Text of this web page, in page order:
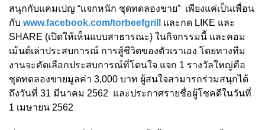
สนุกกับแคมเปญ “แจกหนัก ชุดทดลองขาย” เพียงแค่เป็นเพื่อน
กับ www.facebook.com/torbeefgrill
และกด LIKE และ
SHARE (เปิดให้เห็นแบบสาธารณะ) ในกิจกรรมนี้ และคอม
เม้นต์เล่าประสบการณ์ การสู้ชีวิตของตัวเราเอง โดยทางทีม
งานจะคัดเลือกประสบการณ์ที่โดนใจ แจก 1 รางวัลใหญ่คือ
ชุดทดลองขายมูลค่า 3,000 บาท ผู้สนใจสามารถร่วมสนุกได้
ถึงวันที่ 31 มีนาคม 2562 และประกาศรายชื่อผู้โชคดีในวันที่
1 เมษายน 2562